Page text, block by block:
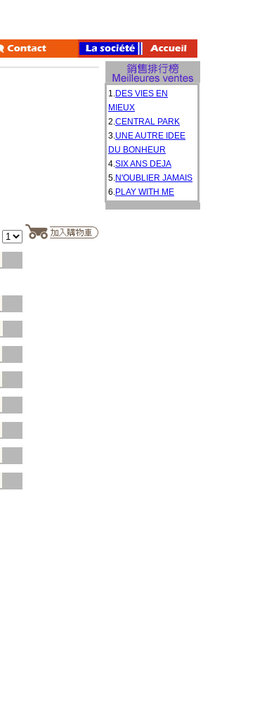
1.DES VIES EN
MIEUX
2.CENTRAL PARK
3.UNE AUTRE IDEE
DU BONHEUR
4.SIX ANS DEJA
5.N'OUBLIER JAMAIS
6.PLAY WITH ME